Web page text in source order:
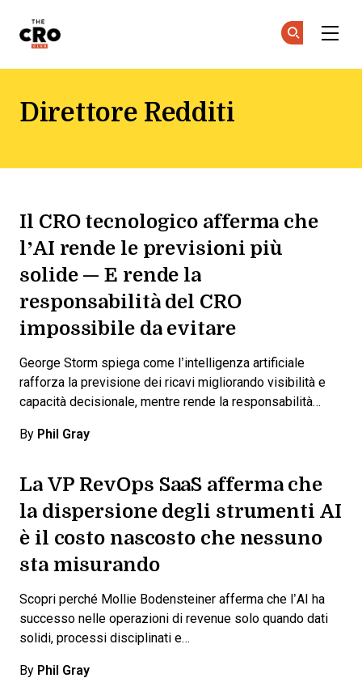
Direttore Redditi
Il CRO tecnologico afferma che
l’AI rende le previsioni più
solide — E rende la
responsabilità del CRO
impossibile da evitare
George Storm spiega come l’intelligenza artificiale
rafforza la previsione dei ricavi migliorando visibilità e
capacità decisionale, mentre rende la responsabilità…
By Phil Gray
La VP RevOps SaaS afferma che
la dispersione degli strumenti AI
è il costo nascosto che nessuno
sta misurando
Scopri perché Mollie Bodensteiner afferma che l’AI ha
successo nelle operazioni di revenue solo quando dati
solidi, processi disciplinati e…
By Phil Gray